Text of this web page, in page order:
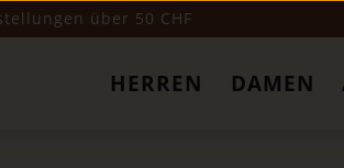
über 50 CHF
HERREN DAMEN